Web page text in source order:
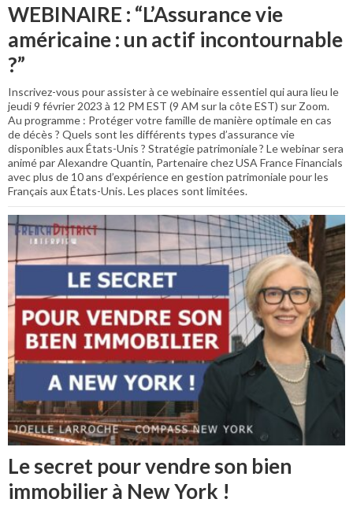
WEBINAIRE : “L’Assurance vie
américaine : un actif incontournable
?”
Inscrivez-vous pour assister à ce webinaire essentiel qui aura lieu le
jeudi 9 février 2023 à 12 PM EST (9 AM sur la côte EST) sur Zoom.
Au programme : Protéger votre famille de manière optimale en cas
de décès ? Quels sont les différents types d’assurance vie
disponibles aux États-Unis ? Stratégie patrimoniale ? Le webinar sera
animé par Alexandre Quantin, Partenaire chez USA France Financials
avec plus de 10 ans d’expérience en gestion patrimoniale pour les
Français aux États-Unis. Les places sont limitées.
Le secret pour vendre son bien
immobilier à New York !